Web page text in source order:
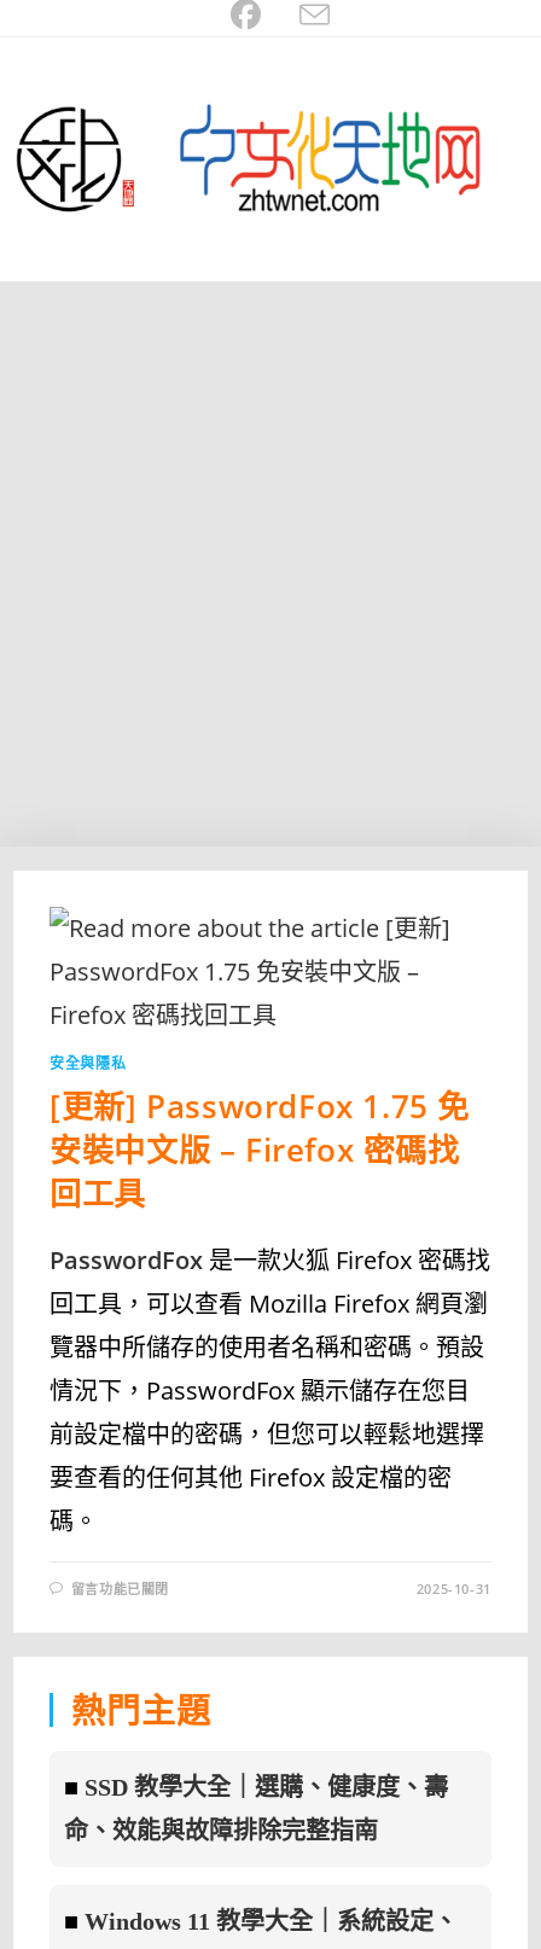
安全與隱私
[更新] PasswordFox 1.75 免
安裝中文版 – Firefox 密碼找
回工具
PasswordFox 是一款火狐 Firefox 密碼找
回工具，可以查看 Mozilla Firefox 網頁瀏
覽器中所儲存的使用者名稱和密碼。預設
情況下，PasswordFox 顯示儲存在您目
前設定檔中的密碼，但您可以輕鬆地選擇
要查看的任何其他 Firefox 設定檔的密
碼。
在
〈[更
PASSWORDFOX
裝
中
文
FIREFOX
密
找
回
留言功能已關閉 2025-10-31
熱門主題
■ SSD 教學大全｜選購、健康度、壽
命、效能與故障排除完整指南
■Windows 11 教學大全｜系統設定、